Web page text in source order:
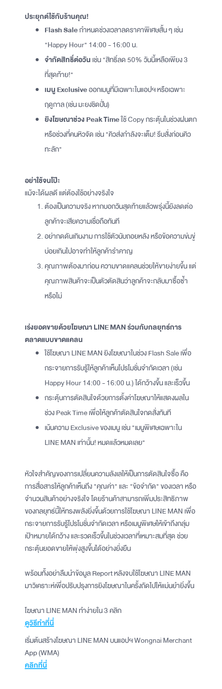
ประยุกต์ใช้กับร้านคุณ!
Flash Saleกำหนดช่วงเวลาลดราคาพิเศษสั้น ๆ เช่น
"Happy Hour" 14:00 - 16:00 น.
จำกัดสิทธิ์ต่อวัน เช่น "สิทธิ์ลด 50% วันนี้เหลือเพียง 3
ที่สุดท้าย!"
เมนู Exclusiveออกเมนูที่มีเฉพาะในแอปฯ หรือเฉพาะ
ฤดูกาล (เช่น มะยงชิดปั่น)
ยิงโฆษณาช่วง Peak Timeใช้ Copy กระตุ้นในช่วงฝนตก
หรือช่วงที่คนหิวจัด เช่น "คิวส่งกำลังจะเต็ม! รีบสั่งก่อนคิว
ทะลัก"
อย่าใช้จนโป๊ะ
แม้จะได้ผลดี แต่ต้องใช้อย่างจริงใจ
ต้องเป็นความจริง หากบอกวันสุดท้ายแล้วพรุ่งนี้ยังลดต่อ
ลูกค้าจะเสียความเชื่อถือทันที
อย่ากดดันเกินงาม การใช้ตัวนับถอยหลัง หรือข้อความข่มขู่
บ่อยเกินไปอาจทำให้ลูกค้ารำคาญ
คุณภาพต้องมาก่อน ความขาดแคลนช่วยให้ขายง่ายขึ้น แต่
คุณภาพสินค้าจะเป็นตัวตัดสินว่าลูกค้าจะกลับมาซื้อซ้ำ
หรือไม่
เร่งยอดขายด้วยโฆษณา LINE MAN ร่วมกับกลยุทธ์การ
ตลาดแบบขาดแคลน
ใช้โฆษณา LINE MAN ยิงโฆษณาในช่วง Flash Sale เพื่อ
กระจายการรับรู้ให้ลูกค้าเห็นโปรโมชั่นจำกัดเวลา (เช่น
Happy Hour 14:00 - 16:00 น.) ได้กว้างขึ้น และเร็วขึ้น
กระตุ้นการตัดสินใจด้วยการตั้งค่าโฆษณาให้แสดงผลใน
ช่วง Peak Time เพื่อให้ลูกค้าตัดสินใจกดสั่งทันที
เน้นความ Exclusive ของเมนู เช่น "เมนูพิเศษเฉพาะใน
LINE MAN เท่านั้น! หมดแล้วหมดเลย"
หัวใจสำคัญของการเปลี่ยนความลังเลให้เป็นการตัดสินใจซื้อ คือ
การสื่อสารให้ลูกค้าเห็นถึง "คุณค่า" และ "ข้อจำกัด" ของเวลา หรือ
จำนวนสินค้าอย่างจริงใจ โดยร้านค้าสามารถเพิ่มประสิทธิภาพ
ของกลยุทธ์นี้ให้ทรงพลังยิ่งขึ้นด้วยการใช้โฆษณา LINE MAN เพื่อ
กระจายการรับรู้โปรโมชั่นจำกัดเวลา หรือเมนูพิเศษให้เข้าถึงกลุ่ม
เป้าหมายได้กว้าง และรวดเร็วขึ้นในช่วงเวลาที่เหมาะสมที่สุด ช่วย
กระตุ้นยอดขายให้พุ่งสูงขึ้นได้อย่างยั่งยืน
พร้อมทั้งอย่าลืมนำข้อมูล Report หลังจบใช้โฆษณา LINE MAN
มาวิเคราะห์เพื่อปรับปรุงการยิงโฆษณาในครั้งถัดไปให้แม่นยำยิ่งขึ้น
โฆษณา LINE MAN ทำง่ายใน 3 คลิก
ดูวิธีทำที่นี่
เริ่มต้นสร้างโฆษณา LINE MAN บนแอปฯ Wongnai Merchant
App (WMA)
คลิกที่นี่